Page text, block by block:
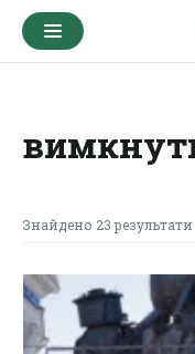
Знайдено 23 результати